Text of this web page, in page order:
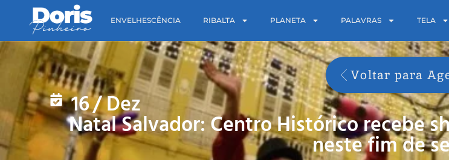
ENVELHESCÊNCIA RIBALTA PLANETA PALAVRAS TELA
Voltar para
16/Dez
Natal Salvador: Centro Histórico recebe
neste fim de